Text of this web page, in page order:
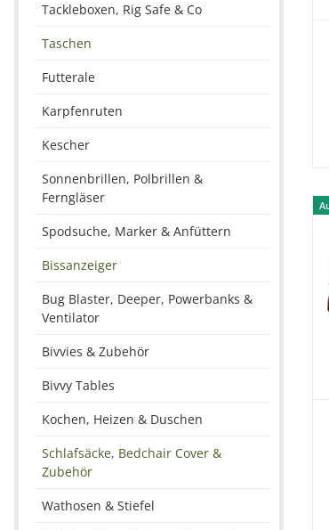
Tackleboxen, Rig Safe & Co
Taschen
Futterale
Karpfenruten
Kescher
Sonnenbrillen, Polbrillen &
Ferngläser
Spodsuche, Marker & Anfüttern
Bissanzeiger
Bug Blaster, Deeper, Powerbanks &
Ventilator
Bivvies & Zubehör
Bivvy Tables
Kochen, Heizen & Duschen
Schlafsäcke, Bedchair Cover &
Zubehör
Wathosen & Stiefel